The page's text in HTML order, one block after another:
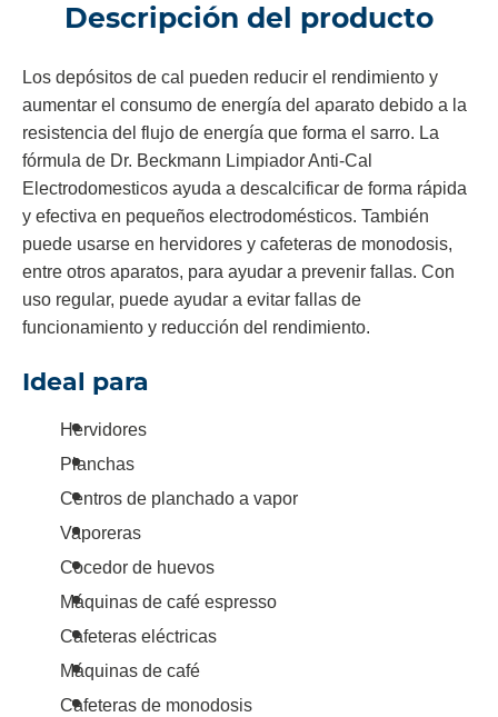
Descripción del producto
Los depósitos de cal pueden reducir el rendimiento y
aumentar el consumo de energía del aparato debido a la
resistencia del flujo de energía que forma el sarro. La
fórmula de Dr. Beckmann Limpiador Anti-Cal
Electrodomesticos ayuda a descalcificar de forma rápida
y efectiva en pequeños electrodomésticos. También
puede usarse en hervidores y cafeteras de monodosis,
entre otros aparatos, para ayudar a prevenir fallas. Con
uso regular, puede ayudar a evitar fallas de
funcionamiento y reducción del rendimiento.
Ideal para
Hervidores
Planchas
Centros de planchado a vapor
Vaporeras
Cocedor de huevos
Máquinas de café espresso
Cafeteras eléctricas
Máquinas de café
Cafeteras de monodosis